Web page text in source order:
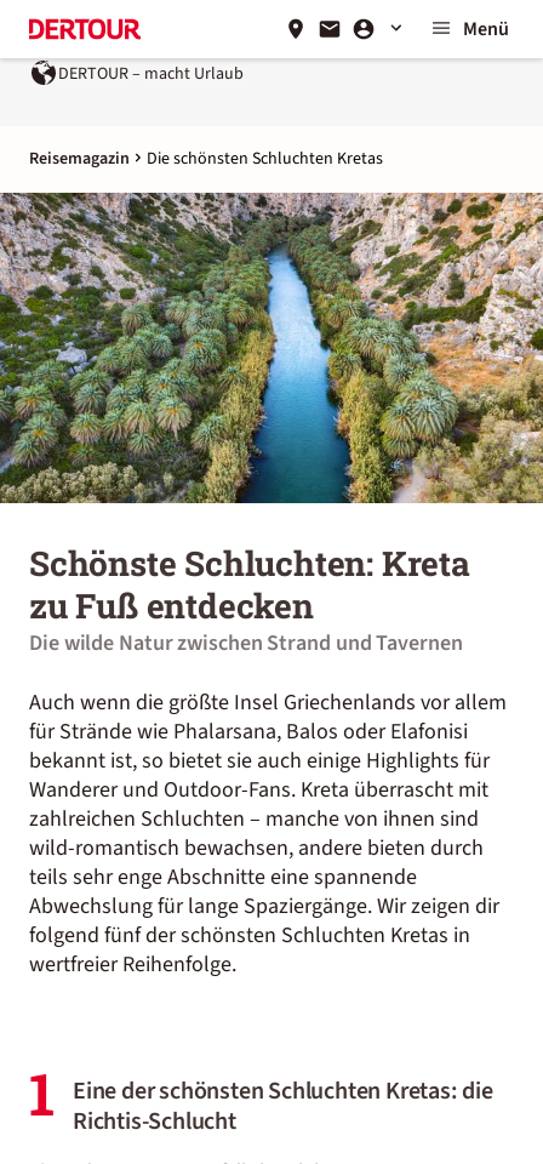
Menü
DERTOUR – macht Urlaub
Reisemagazin Die schönsten Schluchten Kretas
Schönste Schluchten: Kreta
zu Fuß entdecken
Die wilde Natur zwischen Strand und Tavernen
Auch wenn die größte Insel Griechenlands vor allem
für Strände wie Phalarsana, Balos oder Elafonisi
bekannt ist, so bietet sie auch einige Highlights für
Wanderer und Outdoor-Fans. Kreta überrascht mit
zahlreichen Schluchten – manche von ihnen sind
wild-romantisch bewachsen, andere bieten durch
teils sehr enge Abschnitte eine spannende
Abwechslung für lange Spaziergänge. Wir zeigen dir
folgend fünf der schönsten Schluchten Kretas in
wertfreier Reihenfolge.
1
Eine der schönsten Schluchten Kretas: die
Richtis-Schlucht